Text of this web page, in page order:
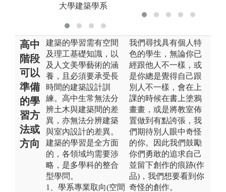
大學建築學系
高中
階段
可以
準備
的學
習方
法或
方向
建築的學習需有空間
及理工基礎知識，以
及人文美學藝術的涵
養，且必須要承受長
時間的建築設計訓
練。高中生常無法分
辨土木與建築間的差
異，亦無法分辨建築
與室內設計的差異。
建築的學習是全方面
的，各領域均需要涉
略，是多學科的整合
型學問。
1、學系專業取向(空間
我們尋找具有個人特
色的學生，無論你已
經跟他人不一樣，或
是你總是覺得自己跟
別人不一樣，會在上
課的時候在書上塗鴉
畫畫，或是將教室佈
置做到有點誇張，我
們期待別人眼中奇怪
的你。因此我們鼓勵
你們勇敢的追求自己
並留下創作的痕跡(作
品)，我們想要看到你
奇怪的創作。